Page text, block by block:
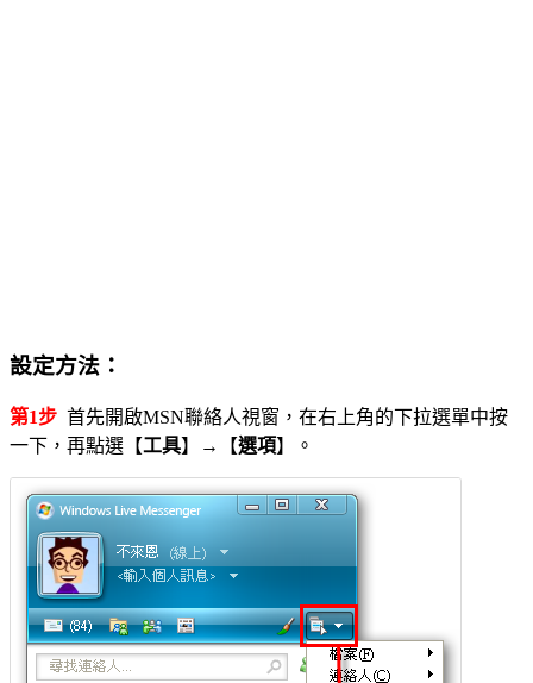
設定方法：
第1步 首先開啟MSN聯絡人視窗，在右上角的下拉選單中按
一下，再點選【工具】→【選項】。